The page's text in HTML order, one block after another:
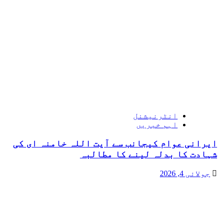
انٹرنیشنل
اہم خبریں
ایرانی عوام کیجانب سے آیت اللہ خامنہ ای کی
شہادت کا بدلہ لینے کا مطالبہ
جولائی 4, 2026